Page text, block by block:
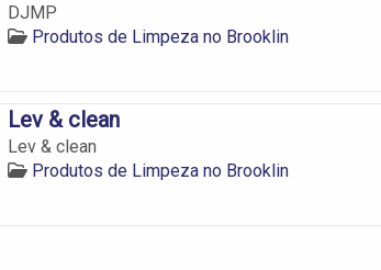
DJMP
Produtos de Limpeza no Brooklin
Lev & clean
Lev & clean
Produtos de Limpeza no Brooklin